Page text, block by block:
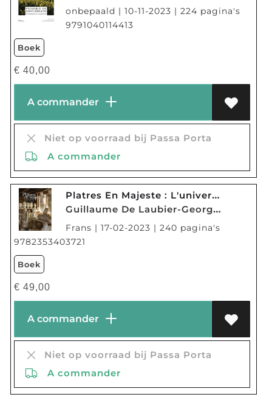
onbepaald | 10-11-2023 | 224 pagina's
9791040114413
Boek
€ 40,00
A commander
Niet op voorraad bij Passa Porta
A commander
Platres En Majeste : L'univers Du Platre
Guillaume De Laubier-Georges-louis Barthe
Frans | 17-02-2023 | 240 pagina's
9782353403721
Boek
€ 49,00
A commander
Niet op voorraad bij Passa Porta
A commander